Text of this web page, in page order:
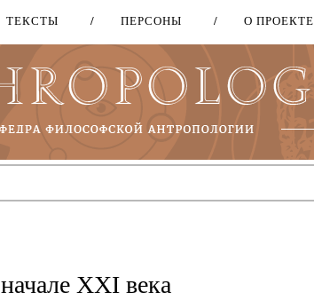
Перейти
основному
содержанию
ТЕКСТЫ ПЕРСОНЫ О ПРОЕКТЕ
XXI века